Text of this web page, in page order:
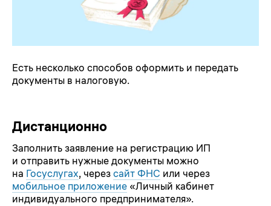
Есть несколько способов оформить и передать
документы в налоговую.
Дистанционно
Заполнить заявление на регистрацию ИП
и отправить нужные документы можно
на Госуслугах, через сайт ФНС или через
мобильное приложение «Личный кабинет
индивидуального предпринимателя».